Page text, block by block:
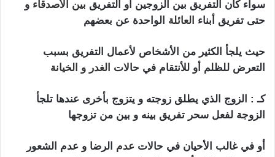
سواء كان التفريق بين الزوجين أو التفريق بين الأصدقاء و
حتى تفريق أبناء العائلة الواحدة عن بعضهم
حيث يلجأ الكثير من الأشخاص لأعمال التفريق بسبب
التعرض للظلم أو للأنتقام في حالات الغدر و الخيانة
كـ : الزوج الذي يطلق زوجته و يتزوج بأخرى عندها تلجأ
الزوجة لفعل سحر تفريق بينه و بين من تزوجها
أو في غالب الأحيان في حالات عدم الرضا و عدم الشعور